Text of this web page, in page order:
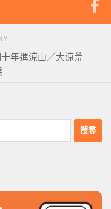
年進涼山／大涼荒